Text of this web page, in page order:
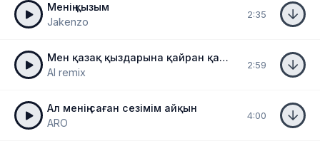
Менің қызым
Jakenzo
2:35
Мен қазақ қыздарына қайран қалам
AI remix
2:59
Ал менің саған сезімім айқын
ARO
4:00